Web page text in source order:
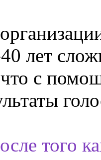
лет
с
того